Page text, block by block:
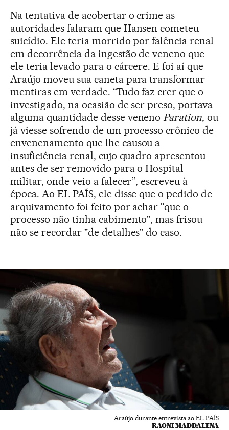
Na tentativa de acobertar o crime as
autoridades falaram que Hansen cometeu
suicídio. Ele teria morrido por falência renal
em decorrência da ingestão de veneno que
ele teria levado para o cárcere. E foi aí que
Araújo moveu sua caneta para transformar
mentiras em verdade. “Tudo faz crer que o
investigado, na ocasião de ser preso, portava
alguma quantidade desse venenoParation, ou
já viesse sofrendo de um processo crônico de
envenenamento que lhe causou a
insuficiência renal, cujo quadro apresentou
antes de ser removido para o Hospital
militar, onde veio a falecer”, escreveu à
época. Ao EL PAÍS, ele disse que o pedido de
arquivamento foi feito por achar "que o
processo não tinha cabimento", mas frisou
não se recordar "de detalhes" do caso.
Araújo durante entrevista ao EL PAÍS
RAONI MADDALENA